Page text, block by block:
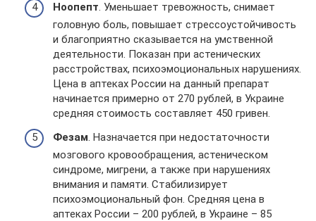
Ноопепт. Уменьшает тревожность, снимает
головную боль, повышает стрессоустойчивость
и благоприятно сказывается на умственной
деятельности. Показан при астенических
расстройствах, психоэмоциональных нарушениях.
Цена в аптеках России на данный препарат
начинается примерно от 270 рублей, в Украине
средняя стоимость составляет 450 гривен.
Фезам . Назначается при недостаточности
мозгового кровообращения, астеническом
синдроме, мигрени, а также при нарушениях
внимания и памяти. Стабилизирует
психоэмоциональный фон. Средняя цена в
аптеках России – 200 рублей, в Украине – 85